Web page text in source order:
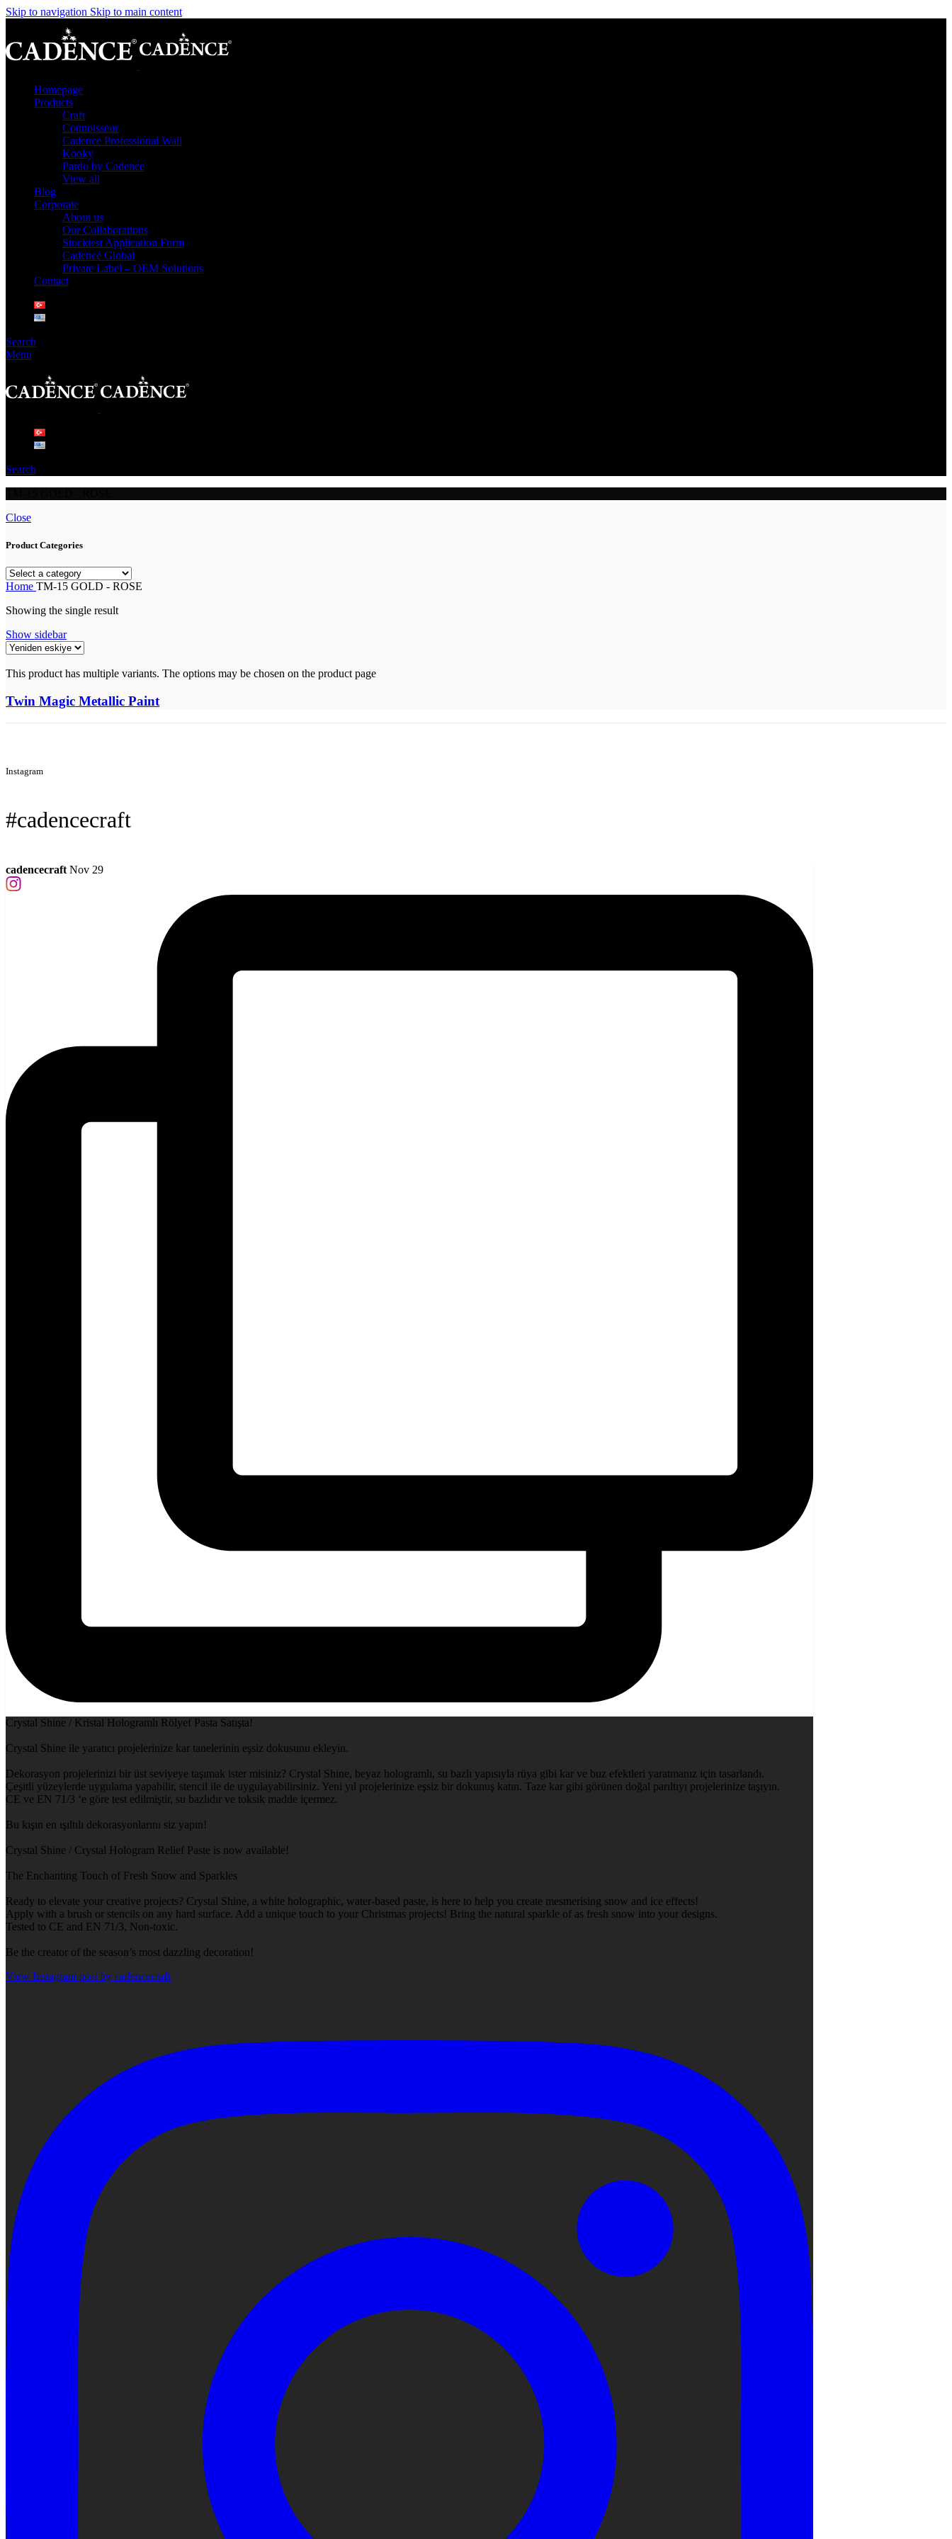
Skip to navigation Skip to main content
Homepage
Products
Craft
Connoisseur
Cadence Professional Wall
Kooky
Pardo by Cadence
View all
Blog
Corporate
About us
Our Collaborations
Stockiest Application Form
Cadence Global
Private Label – OEM Solutions
Contact
Search
Menu
Search
Close
Product Categories
Home TM-15 GOLD - ROSE
Showing the single result
Show sidebar
This product has multiple variants. The options may be chosen on the product page
Twin Magic Metallic Paint
Instagram
#cadencecraft
cadencecraft Nov 29
Crystal Shine / Kristal Hologramlı Rölyef Pasta Satışta!
Crystal Shine ile yaratıcı projelerinize kar tanelerinin eşsiz dokusunu ekleyin.
Dekorasyon projelerinizi bir üst seviyeye taşımak ister misiniz? Crystal Shine, beyaz hologramlı, su bazlı yapısıyla rüya gibi kar ve buz efektleri yaratmanız için tasarlandı.
Çeşitli yüzeylerde uygulama yapabilir, stencil ile de uygulayabilirsiniz. Yeni yıl projelerinize eşsiz bir dokunuş katın. Taze kar gibi görünen doğal parıltıyı projelerinize taşıyın.
CE ve EN 71/3 ‘e göre test edilmiştir, su bazlıdır ve toksik madde içermez.
Bu kışın en ışıltılı dekorasyonlarını siz yapın!
Crystal Shine / Crystal Hologram Relief Paste is now available!
The Enchanting Touch of Fresh Snow and Sparkles
Ready to elevate your creative projects? Crystal Shine, a white holographic, water-based paste, is here to help you create mesmerising snow and ice effects!
Apply with a brush or stencils on any hard surface. Add a unique touch to your Christmas projects! Bring the natural sparkle of as fresh snow into your designs.
Tested to CE and EN 71/3, Non-toxic.
Be the creator of the season’s most dazzling decoration!
View Instagram post by cadencecraft